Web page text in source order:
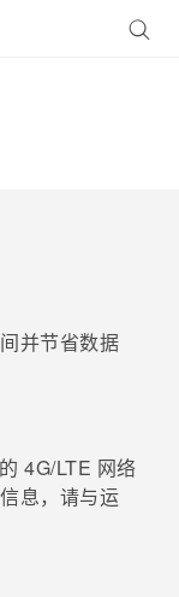
并节省数据
4G/LTE 网络
息，请与运